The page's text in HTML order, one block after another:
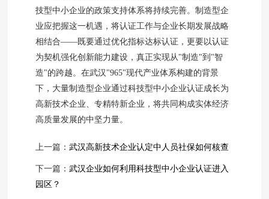
技型中小企业的政策支持体系将持续完善。制造型企
业应把握这一机遇，将认证工作与企业长期发展战略
相结合——既要通过优化指标达标认证，更要以认证
为契机强化创新能力建设，真正实现从"制造"到"智
造"的跨越。在武汉"965"现代产业体系构建的背景
下，大量制造型企业通过科技型中小企业认证成长为
高新技术企业、专精特新企业，将共同构成实体经济
高质量发展的中坚力量。
上一篇：武汉高新技术企业认定中人员社保如何核查
下一篇：武汉企业如何利用科技型中小企业认证进入
园区？